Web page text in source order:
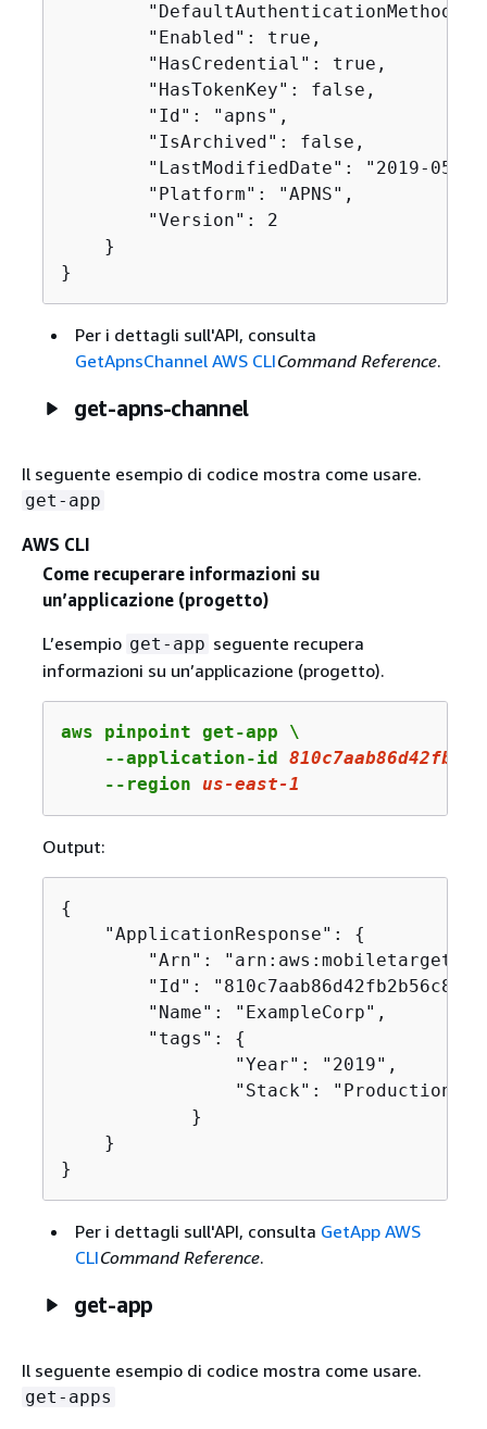
"DefaultAuthenticationMethod":
        "Enabled": true,
        "HasCredential": true,
        "HasTokenKey": false,
        "Id": "apns",
        "IsArchived": false,
"LastModifiedDate": "2019-05-
        "Platform": "APNS",
        "Version": 2
    }
}
Per i dettagli sull'API, consulta
GetApnsChannel AWS CLICommand Reference.
get-apns-channel
Il seguente esempio di codice mostra come usare.
get-app
AWS CLI
Come recuperare informazioni su
un’applicazione (progetto)
L’esempio get-app seguente recupera
informazioni su un’applicazione (progetto).
aws pinpoint get-app \
    --application-id
    --region
us-east-1
Output:
{
    "ApplicationResponse":
{
"Arn":
"Id":
        "Name": "ExampleCorp",
        "tags":
{
                "Year": "2019",
                "Stack": "Production"
            }
    }
}
Per i dettagli sull'API, consulta GetApp AWS
CLICommand Reference.
get-app
Il seguente esempio di codice mostra come usare.
get-apps